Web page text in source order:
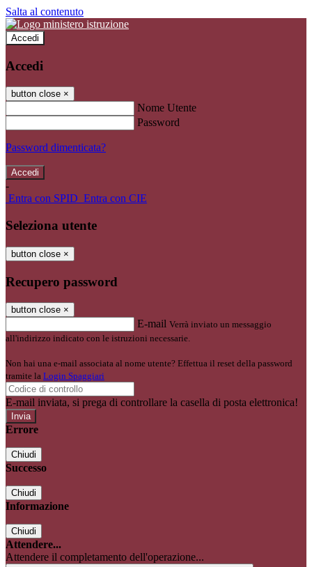
Salta al contenuto
Accedi
Accedi
button close ×
Nome Utente
Password
Password dimenticata?
-
Entra con SPID Entra con CIE
Seleziona utente
button close ×
Recupero password
button close ×
E-mail Verrà inviato un messaggio
all'indirizzo indicato con le istruzioni necessarie.
Non hai una e-mail associata al nome utente? Effettua il reset della password
tramite la Login Spaggiari
E-mail inviata, si prega di controllare la casella di posta elettronica!
Errore
Chiudi
Successo
Chiudi
Informazione
Chiudi
Attendere...
Attendere il completamento dell'operazione...